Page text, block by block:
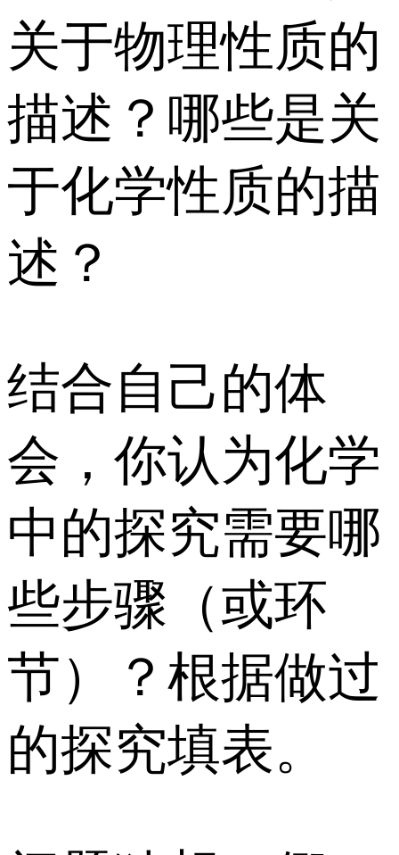
关于物理性质的
描述？哪些是关
于化学性质的描
述？
结合自己的体
会，你认为化学
中的探究需要哪
些步骤（或环
节）？根据做过
的探究填表。